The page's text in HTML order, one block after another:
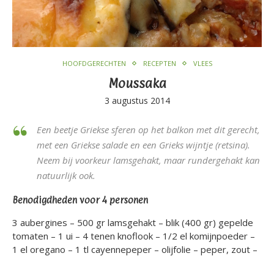
HOOFDGERECHTEN RECEPTEN VLEES
Moussaka
3 augustus 2014
Een beetje Griekse sferen op het balkon met dit gerecht,
met een Griekse salade en een Grieks wijntje (retsina).
Neem bij voorkeur lamsgehakt, maar rundergehakt kan
natuurlijk ook.
Benodigdheden voor 4 personen
3 aubergines – 500 gr lamsgehakt – blik (400 gr) gepelde
tomaten – 1 ui – 4 tenen knoflook – 1/2 el komijnpoeder –
1 el oregano – 1 tl cayennepeper – olijfolie – peper, zout –